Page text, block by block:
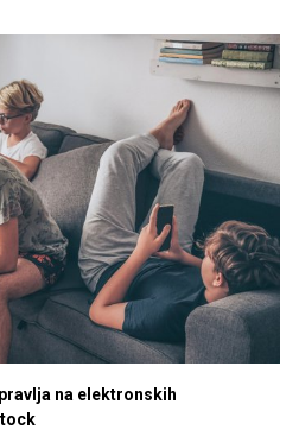
na elektronskih